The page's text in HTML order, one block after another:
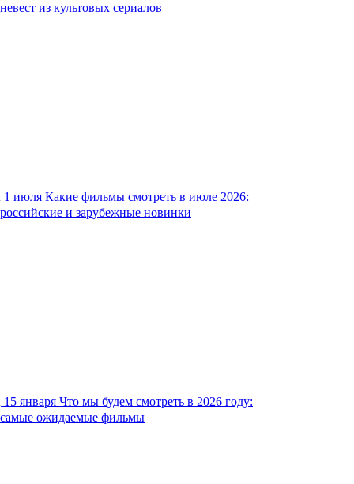
невест из культовых сериалов
1 июля Какие фильмы смотреть в июле 2026:
российские и зарубежные новинки
15 января Что мы будем смотреть в 2026 году:
самые ожидаемые фильмы